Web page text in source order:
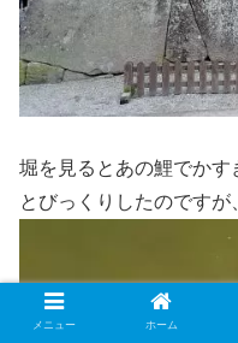
堀を見るとあの鯉でかす
とびっくりしたのですが
メニュー ホーム